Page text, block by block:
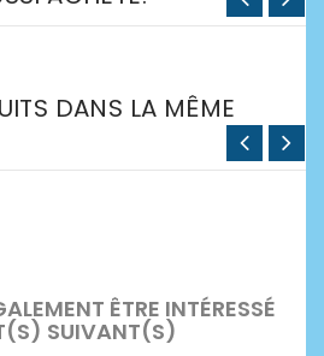
DANS LA MÊME
ÊTRE INTÉRESSÉ
SUIVANT(S)